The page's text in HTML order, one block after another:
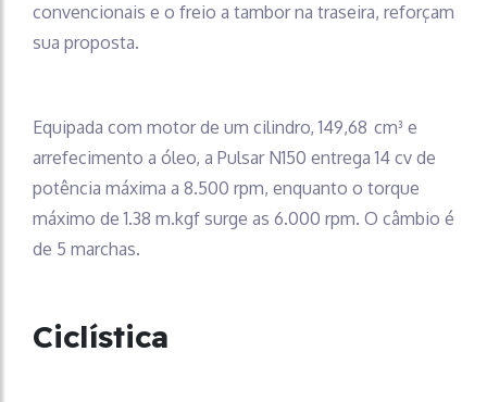
convencionais e o freio a tambor na traseira, reforçam
sua proposta.
Equipada com motor de um cilindro, 149,68 cm³ e
arrefecimento a óleo, a Pulsar N150 entrega 14 cv de
potência máxima a 8.500 rpm, enquanto o torque
máximo de 1.38 m.kgf surge as 6.000 rpm. O câmbio é
de 5 marchas.
Ciclística